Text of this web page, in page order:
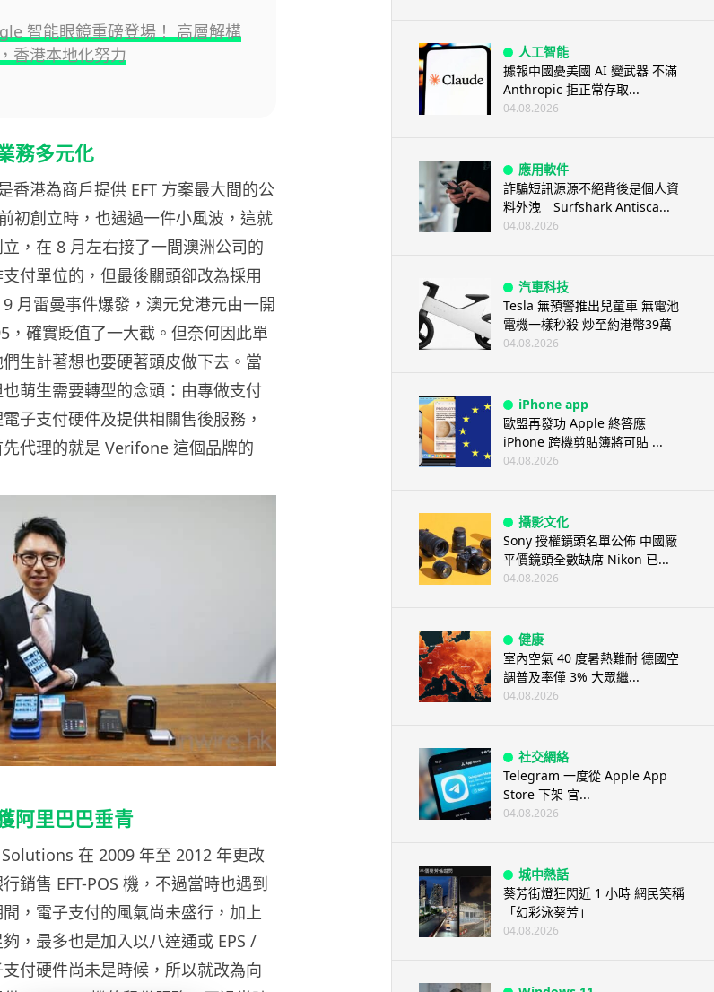
智能眼鏡重磅登場！ 高層解構
香港本地化努力
務多元化
香港為商戶提供 EFT 方案最大間的公
初創立時，也遇過一件小風波，這就
，在 8 月左右接了一間澳洲公司的
付單位的，但最後關頭卻改為採用
月雷曼事件爆發，澳元兌港元由一開
，確實貶值了一大截。但奈何因此單
生計著想也要硬著頭皮做下去。當
萌生需要轉型的念頭：由專做支付
子支付硬件及提供相關售後服務，
代理的就是 Verifone 這個品牌的
阿里巴巴垂青
在 2009 年至 2012 年更改
銷售 EFT-POS 機，不過當時也遇到
，電子支付的風氣尚未盛行，加上
，最多也是加入以八達通或 EPS /
付硬件尚未是時候，所以就改為向
人工智能
據報中國憂美國 AI 變武器 不滿
Anthropic 拒正常存取...
04.08.2026
應用軟件
詐騙短訊源源不絕背後是個人資
料外洩 Surfshark Antisca...
04.08.2026
汽車科技
Tesla 無預警推出兒童車 無電池
電機一樣秒殺 炒至約港幣39萬
04.08.2026
iPhone app
歐盟再發功 Apple 終答應
iPhone 跨機剪貼簿將可貼 ...
04.08.2026
攝影文化
Sony 授權鏡頭名單公佈 中國廠
平價鏡頭全數缺席 Nikon 已...
04.08.2026
健康
室內空氣 40 度暑熱難耐 德國空
調普及率僅 3% 大眾繼...
04.08.2026
社交網絡
Telegram 一度從 Apple App
Store 下架 官...
04.08.2026
城中熱話
葵芳街燈狂閃近 1 小時 網民笑稱
「幻彩泳葵芳」
04.08.2026